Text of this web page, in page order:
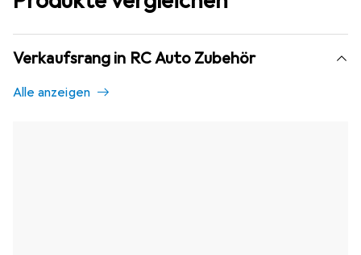
Verkaufsrang in RC Auto Zubehör
Alle anzeigen